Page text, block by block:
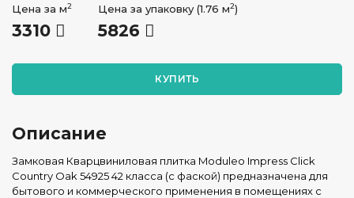
Цена за м2
3310
Цена за упаковку (1.76 м2)
5826
КУПИТЬ
Описание
Замковая Кварцвиниловая плитка Moduleo Impress Click
Country Oak 54925 42 класса (с фаской) предназначена для
бытового и коммерческого применения в помещениях с